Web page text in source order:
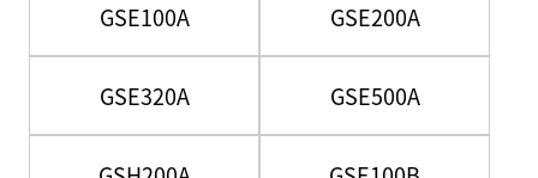
GSE100A GSE200A
GSE320A GSE500A